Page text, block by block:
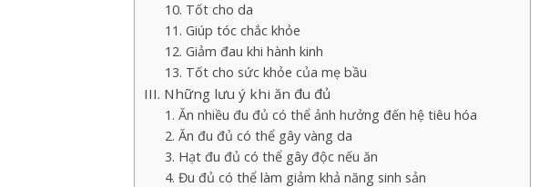
10. Tốt cho da
11. Giúp tóc chắc khỏe
12. Giảm đau khi hành kinh
13. Tốt cho sức khỏe của mẹ bầu
III. Những lưu ý khi ăn đu đủ
1. Ăn nhiều đu đủ có thể ảnh hưởng đến hệ tiêu hóa
2. Ăn đu đủ có thể gây vàng da
3. Hạt đu đủ có thể gây độc nếu ăn
4. Đu đủ có thể làm giảm khả năng sinh sản